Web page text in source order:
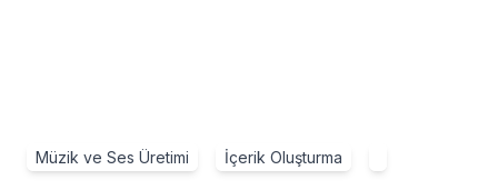
Müzik ve Ses Üretimi İçerik Oluşturma